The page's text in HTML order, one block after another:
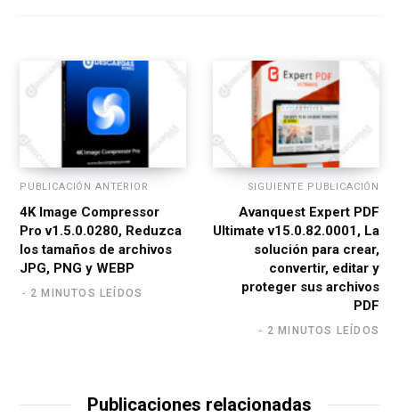
PUBLICACIÓN ANTERIOR
4K Image Compressor
Pro v1.5.0.0280, Reduzca
los tamaños de archivos
JPG, PNG y WEBP
2 MINUTOS LEÍDOS
SIGUIENTE PUBLICACIÓN
Avanquest Expert PDF
Ultimate v15.0.82.0001, La
solución para crear,
convertir, editar y
proteger sus archivos
PDF
2 MINUTOS LEÍDOS
Publicaciones relacionadas